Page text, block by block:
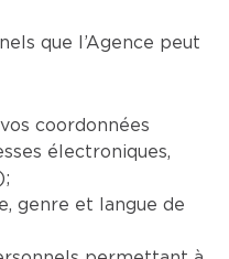
que l’Agence peut
coordonnées
électroniques,
genre et langue de